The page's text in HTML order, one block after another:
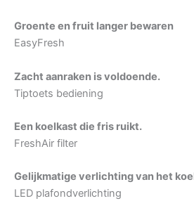
Groente en fruit langer bewaren
EasyFresh
Zacht aanraken is voldoende.
Tiptoets bediening
Een koelkast die fris ruikt.
FreshAir filter
Gelijkmatige verlichting van het
LED plafondverlichting